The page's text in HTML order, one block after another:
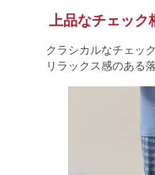
上品なチェック
クラシカルなチェッ
リラックス感のある